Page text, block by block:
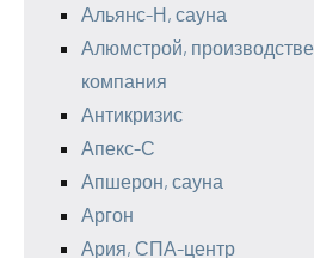
Альянс-Н, сауна
Алюмстрой,
компания
Антикризис
Апекс-С
Апшерон, сауна
Аргон
Ария, СПА-центр